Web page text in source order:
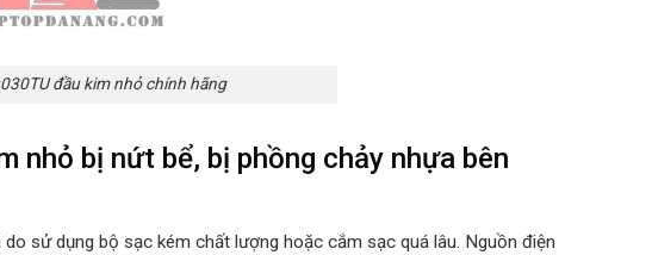
đầu kim nhỏ chính hãng
nhỏ bị nứt bể, bị phồng chảy nhựa bên
sử dụng bộ sạc kém chất lượng hoặc cắm sạc quá lâu. Nguồn điện